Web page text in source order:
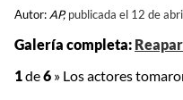
Autor: AP, publicada el 12 de
Galería completa:
1de6 » Los actores